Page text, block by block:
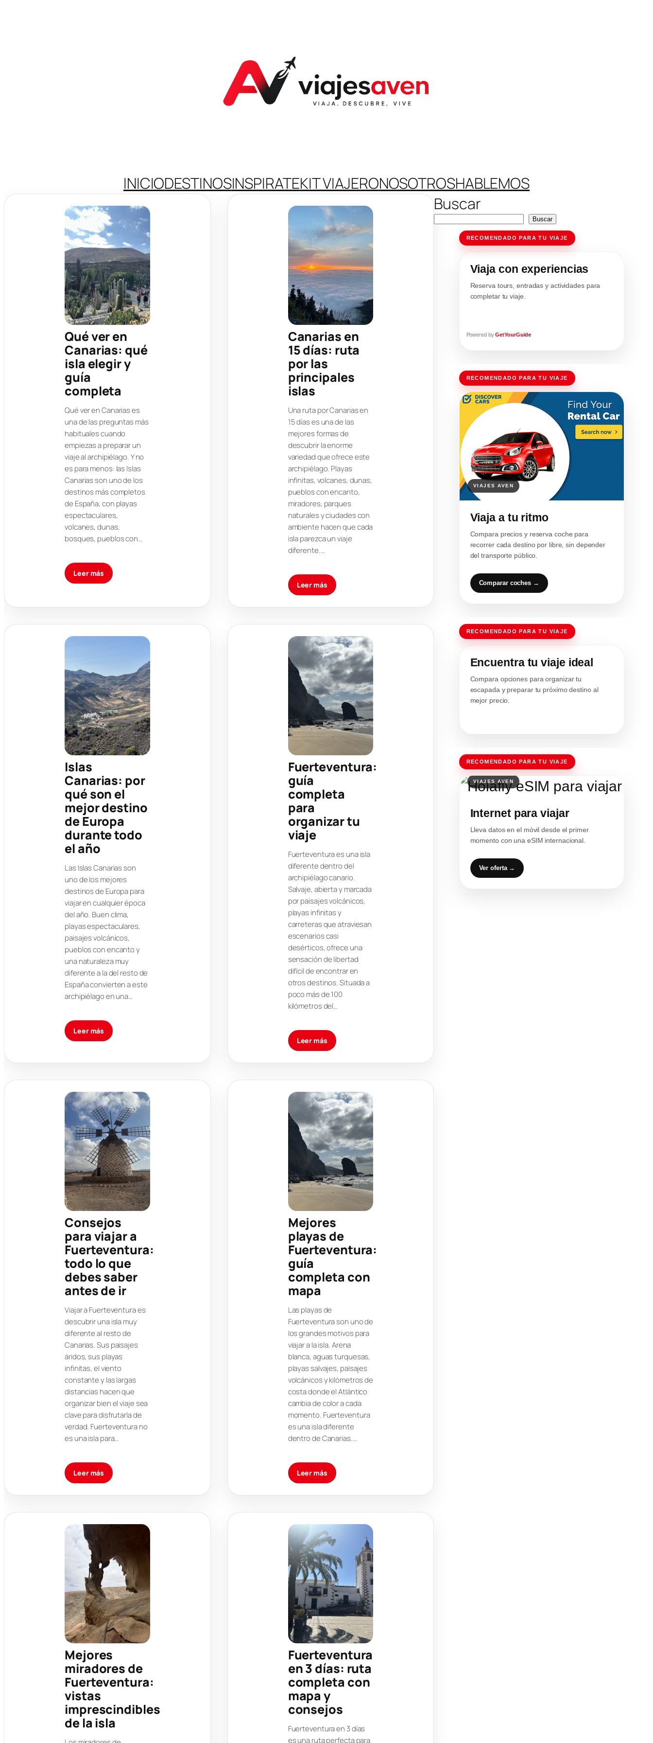
INICIODESTINOSINSPIRATEKIT VIAJERONOSOTROSHABLEMOS
Qué ver en
Canarias: qué
isla elegir y
guía
completa
Qué ver en Canarias es
una de las preguntas más
habituales cuando
empiezas a preparar un
viaje al archipiélago. Y no
es para menos: las Islas
Canarias son uno de los
destinos más completos
de España, con playas
espectaculares,
volcanes, dunas,
bosques, pueblos con…
Leer más
Canarias en
15 días: ruta
por las
principales
islas
Una ruta por Canarias en
15 días es una de las
mejores formas de
descubrir la enorme
variedad que ofrece este
archipiélago. Playas
infinitas, volcanes, dunas,
pueblos con encanto,
miradores, parques
naturales y ciudades con
ambiente hacen que cada
isla parezca un viaje
diferente.…
Leer más
Islas
Canarias: por
qué son el
mejor destino
de Europa
durante todo
el año
Las Islas Canarias son
uno de los mejores
destinos de Europa para
viajar en cualquier época
del año. Buen clima,
playas espectaculares,
paisajes volcánicos,
pueblos con encanto y
una naturaleza muy
diferente a la del resto de
España convierten a este
archipiélago en una…
Leer más
Fuerteventura:
guía
completa
para
organizar tu
viaje
Fuerteventura es una isla
diferente dentro del
archipiélago canario.
Salvaje, abierta y marcada
por paisajes volcánicos,
playas infinitas y
carreteras que atraviesan
escenarios casi
desérticos, ofrece una
sensación de libertad
difícil de encontrar en
otros destinos. Situada a
poco más de 100
kilómetros del…
Leer más
Consejos
para viajar a
Fuerteventura:
todo lo que
debes saber
antes de ir
Viajar a Fuerteventura es
descubrir una isla muy
diferente al resto de
Canarias. Sus paisajes
áridos, sus playas
infinitas, el viento
constante y las largas
distancias hacen que
organizar bien el viaje sea
clave para disfrutarla de
verdad. Fuerteventura no
es una isla para…
Leer más
Mejores
playas de
Fuerteventura:
guía
completa con
mapa
Las playas de
Fuerteventura son uno de
los grandes motivos para
viajar a la isla. Arena
blanca, aguas turquesas,
playas salvajes, paisajes
volcánicos y kilómetros de
costa donde el Atlántico
cambia de color a cada
momento. Fuerteventura
es una isla diferente
dentro de Canarias.…
Leer más
Mejores
miradores de
Fuerteventura:
vistas
imprescindibles
de la isla
Fuerteventura
en 3 días: ruta
completa con
mapa y
consejos
Fuerteventura en 3 días
es una ruta perfecta para
Buscar
Buscar
RECOMENDADO PARA TU VIAJE
Viaja con experiencias
Reserva tours, entradas y actividades para
completar tu viaje.
Powered byGetYourGuide
RECOMENDADO PARA TU VIAJE
Viaja a tu ritmo
Compara precios y reserva coche para
recorrer cada destino por libre, sin depender
del transporte público.
Comparar coches →
RECOMENDADO PARA TU VIAJE
Encuentra tu viaje ideal
Compara opciones para organizar tu
escapada y preparar tu próximo destino al
mejor precio.
RECOMENDADO PARA TU VIAJE
Internet para viajar
Lleva datos en el móvil desde el primer
momento con una eSIM internacional.
Ver oferta →